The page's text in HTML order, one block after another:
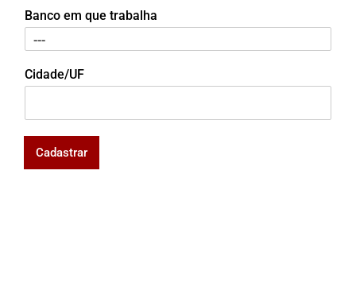
Banco em que trabalha
Cidade/UF
Cadastrar